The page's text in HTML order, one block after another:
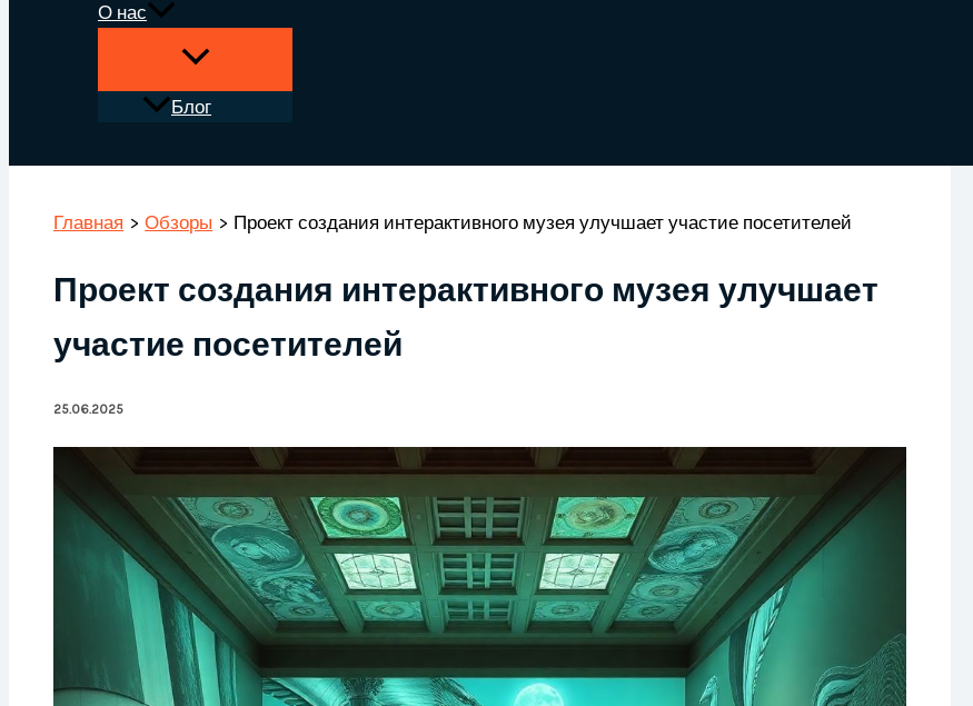
О нас
Блог
Главная Обзоры Проект создания интерактивного музея улучшает участие посетителей
Проект создания интерактивного музея улучшает
участие посетителей
25.06.2025